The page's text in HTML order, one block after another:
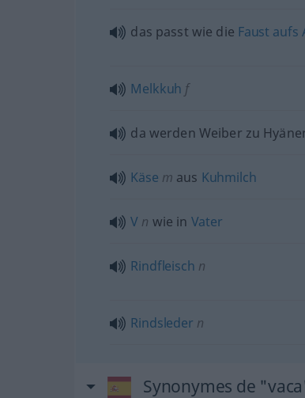
das passt wie die Faust aufs
Melkkuh f
da werden Weiber zu
Käse m aus Kuhmilch
V n wie in Vater
Rindfleisch n
Rindsleder n
Synonymes de